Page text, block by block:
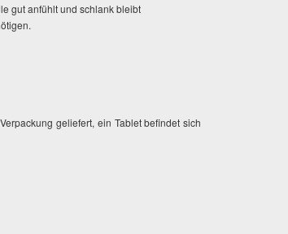
gut anfühlt und schlank bleibt
geliefert, ein Tablet befindet sich